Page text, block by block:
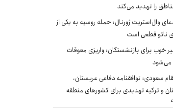
+تصاویر
فینال جام جهانی
ابدی‌اش+تصاویر
هجوم هزاران مهاجر مراکشی
را تهدید می‌کند
وال‌استریت ژورنال: حمله روسیه به یکی از
ناتو قطعی است
خوب برای بازنشستگان: واریزی معوقات
می‌شود
سعودی: توافقنامه دفاعی عربستان،
و ترکیه تهدیدی برای کشورهای منطقه